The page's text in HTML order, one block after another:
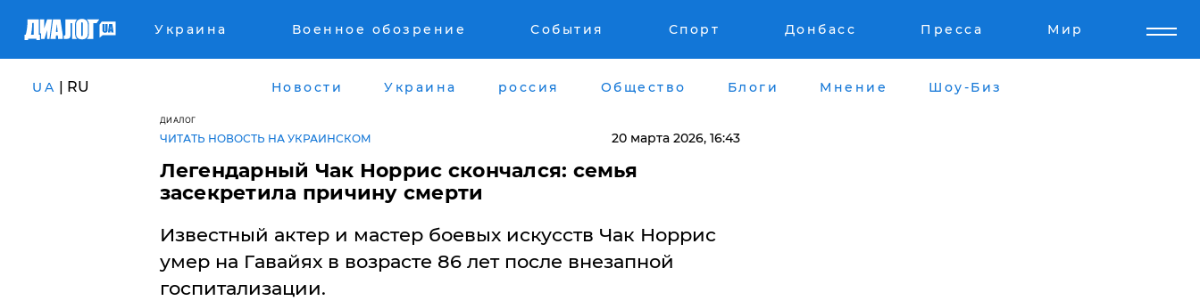
Украина Военное обозрение События Спорт Донбасс Пресса Мир
UA | RU Новости Украина россия Общество Блоги Мнение Шоу-Биз
ДИАЛОГ
ЧИТАТЬ НОВОСТЬ НА УКРАИНСКОМ 20 марта 2026, 16:43
​Легендарный Чак Норрис скончался: семья
засекретила причину смерти
Известный актер и мастер боевых искусств Чак Норрис
умер на Гавайях в возрасте 86 лет после внезапной
госпитализации.